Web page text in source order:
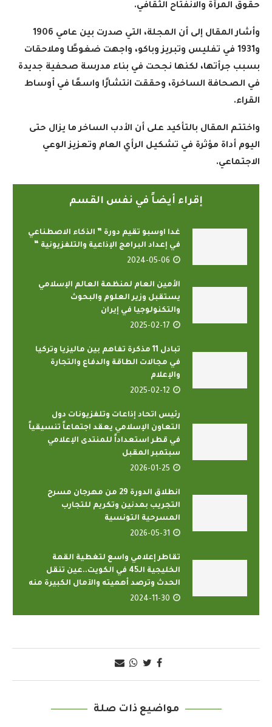
حقوق المرأة والانفتاح الثقافي.
وأشار المقال إلى أن المجلة، التي صدرت بين عامي 1906
و1931 في تفليس وتبريز وباكو، واجهت ضغوطًا وملاحقات
بسبب جرأتها، لكنها نجحت في بناء مدرسة صحفية جديدة
في الصحافة الساخرة، وحققت انتشارًا واسعًا في أوساط
القراء.
واختتم المقال بالتأكيد على أن الأدب الساخر ما يزال حتى
اليوم أداة مؤثرة في تشكيل الرأي العام وتعزيز الوعي
الاجتماعي.
إقراء أيضاً في نفس القسم
غدا اوسبو تقيم دورة ” الذكاء الاصطناعي
في إعداد البرامج الإذاعية والتلفزيونية “
2024-05-06
الأمين العام لمنظمة العالم الإسلامي
يستقبل وزير العلوم والبحوث
والتكنولوجيا في إيران
2025-02-17
تبادل 11 مذكرة تفاهم بين ماليزيا وتركيا
في مجالات الطاقة والدفاع والتجارة
والإعلام
2025-02-12
رئيس اتحاد إذاعات وتلفزيونات دول
التعاون الإسلامي يعقد اجتماعاً تنسيقياً
في قطر استعداداً للمنتدى الإعلامي
سبتمبر المقبل
2026-01-25
انطلاق الدورة 29 من مهرجان مسرح
التجريب بمدنين وتكريم للتجارب
المسرحية التونسية
2026-05-31
تقاطر إعلامي واسع لتغطية القمة
الخليجية الـ45 في الكويت..عين تنقل
الحدث وترصد أهميته والآمال الكبيرة منه
2024-11-30
مواضيع ذات صلة